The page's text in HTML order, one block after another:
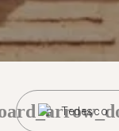
Tedesco